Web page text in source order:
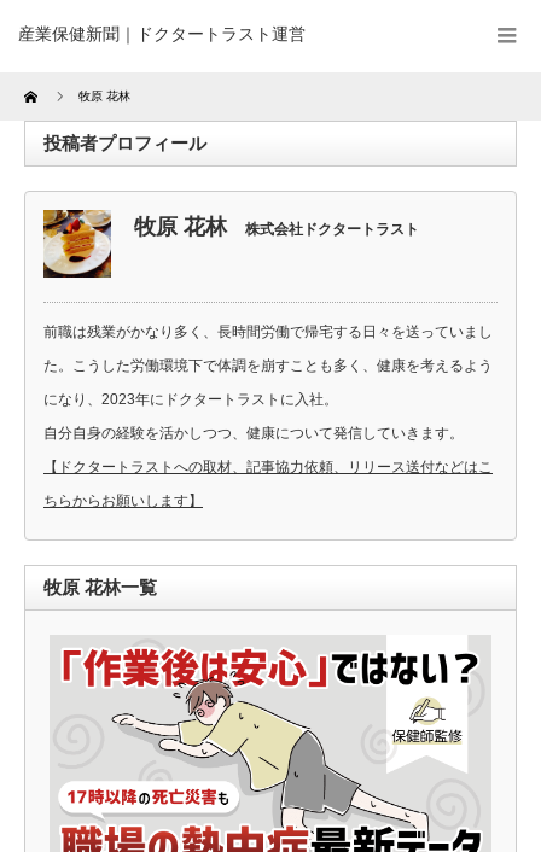
産業保健新聞｜ドクタートラスト運営
Home 牧原 花林
投稿者プロフィール
牧原 花林 株式会社ドクタートラスト
前職は残業がかなり多く、長時間労働で帰宅する日々を送っていまし
た。こうした労働環境下で体調を崩すことも多く、健康を考えるよう
になり、2023年にドクタートラストに入社。
自分自身の経験を活かしつつ、健康について発信していきます。
【ドクタートラストへの取材、記事協力依頼、リリース送付などはこ
ちらからお願いします】
牧原 花林一覧